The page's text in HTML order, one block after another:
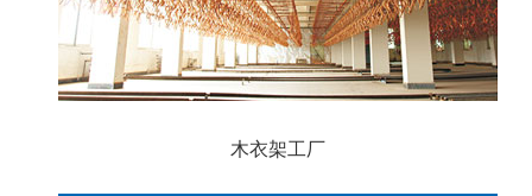
木衣架工厂